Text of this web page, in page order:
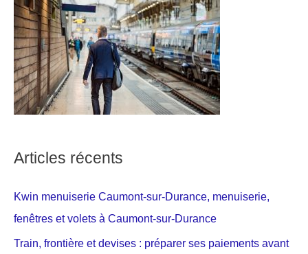
Articles récents
Kwin menuiserie Caumont-sur-Durance, menuiserie,
fenêtres et volets à Caumont-sur-Durance
Train, frontière et devises : préparer ses paiements avant